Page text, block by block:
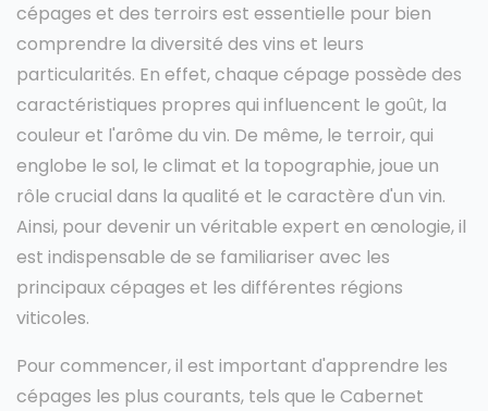
cépages et des terroirs est essentielle pour bien
comprendre la diversité des vins et leurs
particularités. En effet, chaque cépage possède des
caractéristiques propres qui influencent le goût, la
couleur et l'arôme du vin. De même, le terroir, qui
englobe le sol, le climat et la topographie, joue un
rôle crucial dans la qualité et le caractère d'un vin.
Ainsi, pour devenir un véritable expert en œnologie, il
est indispensable de se familiariser avec les
principaux cépages et les différentes régions
viticoles.
Pour commencer, il est important d'apprendre les
cépages les plus courants, tels que le Cabernet